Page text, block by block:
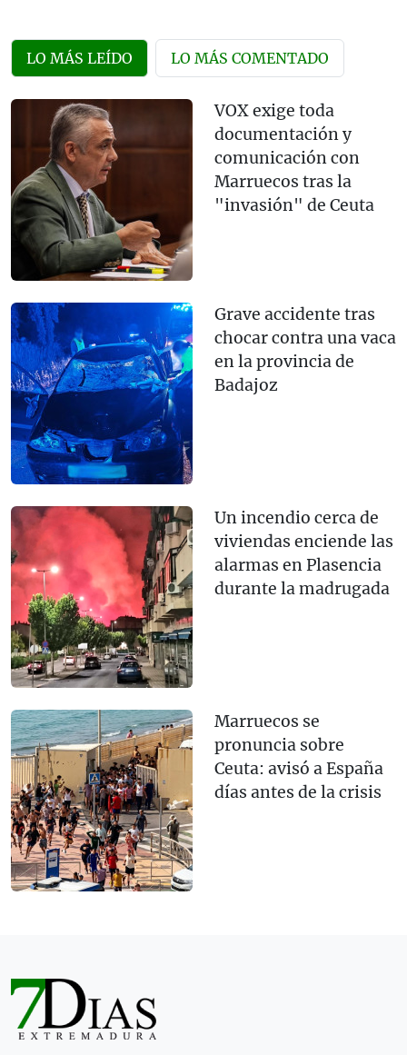
LO MÁS LEÍDO LO MÁS COMENTADO
VOX exige toda
documentación y
comunicación con
Marruecos tras la
"invasión" de Ceuta
Grave accidente tras
chocar contra una vaca
en la provincia de
Badajoz
Un incendio cerca de
viviendas enciende las
alarmas en Plasencia
durante la madrugada
Marruecos se
pronuncia sobre
Ceuta: avisó a España
días antes de la crisis